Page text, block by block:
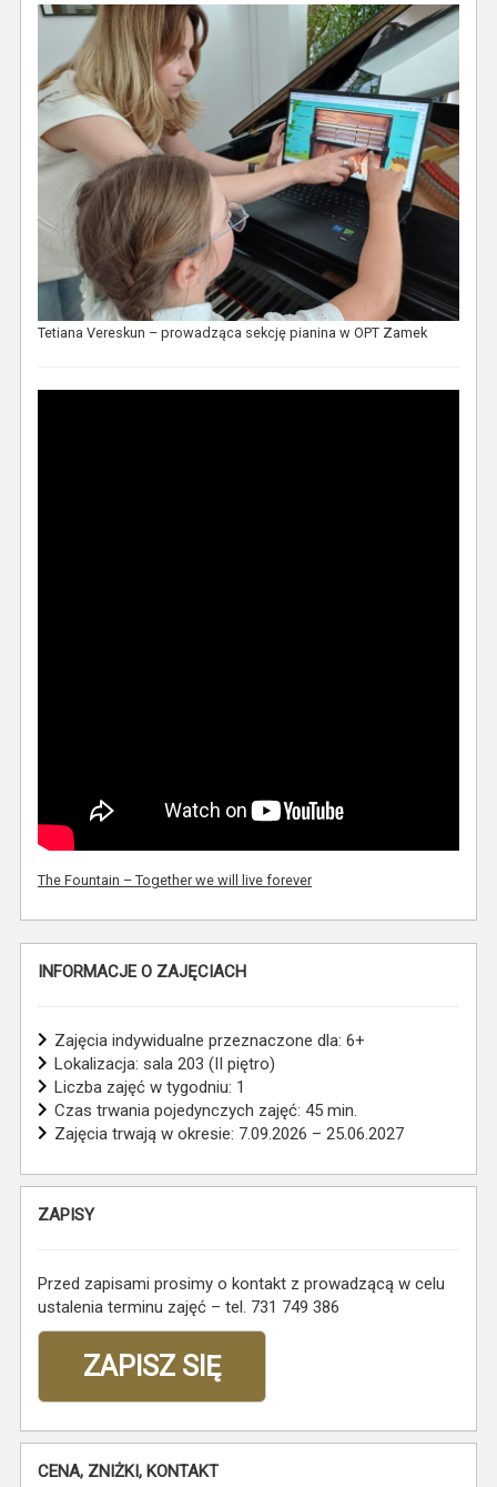
Tetiana Vereskun – prowadząca sekcję pianina w OPT Zamek
The Fountain – Together we will live forever
INFORMACJE O ZAJĘCIACH
Zajęcia indywidualne przeznaczone dla: 6+
Lokalizacja: sala 203 (II piętro)
Liczba zajęć w tygodniu: 1
Czas trwania pojedynczych zajęć: 45 min.
Zajęcia trwają w okresie: 7.09.2026 – 25.06.2027
ZAPISY
Przed zapisami prosimy o kontakt z prowadzącą w celu
ustalenia terminu zajęć – tel. 731 749 386
ZAPISZ SIĘ
CENA, ZNIŻKI, KONTAKT